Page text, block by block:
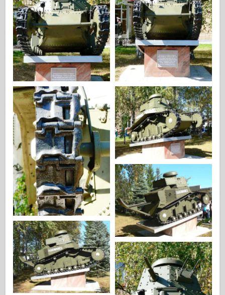
Tristar
Trompetista
Zvezda
Álbumes-Fotos
Caminar alrededor
Libros
Dvds
Contacto
le Journal
Los kits